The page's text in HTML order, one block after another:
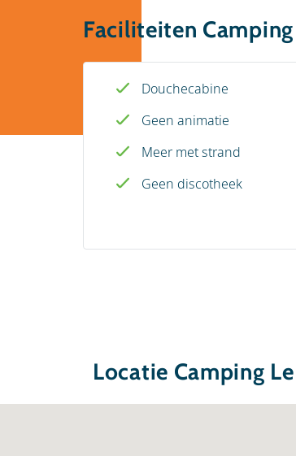
Faciliteiten
Douchecabine
Geen animatie
Meer met strand
Geen discotheek
Locatie Camping